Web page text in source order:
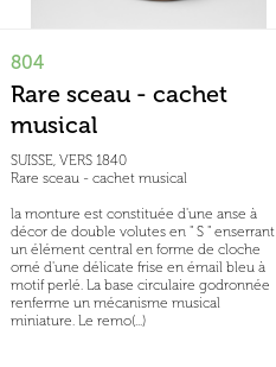
804
Rare sceau - cachet
musical
SUISSE, VERS 1840
Rare sceau - cachet musical
la monture est constituée d'une anse à
décor de double volutes en " S " enserrant
un élément central en forme de cloche
orné d'une délicate frise en émail bleu à
motif perlé. La base circulaire godronnée
renferme un mécanisme musical
miniature. Le remo(...)